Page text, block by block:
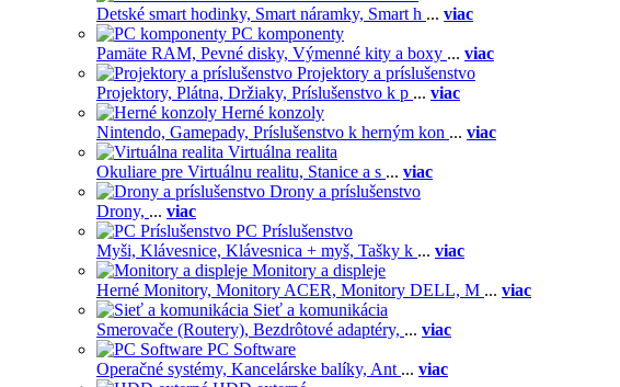
Detské smart hodinky, Smart náramky, Smart h ... viac
PC komponenty
Pamäte RAM, Pevné disky, Výmenné kity a boxy ... viac
Projektory a príslušenstvo
Projektory, Plátna, Držiaky, Príslušenstvo k p ... viac
Herné konzoly
Nintendo, Gamepady, Príslušenstvo k herným kon ... viac
Virtuálna realita
Okuliare pre Virtuálnu realitu, Stanice a s ... viac
Drony a príslušenstvo
Drony, ... viac
PC Príslušenstvo
Myši, Klávesnice, Klávesnica + myš, Tašky k ... viac
Monitory a displeje
Herné Monitory, Monitory ACER, Monitory DELL, M ... viac
Sieť a komunikácia
Smerovače (Routery), Bezdrôtové adaptéry, ... viac
PC Software
Operačné systémy, Kancelárske balíky, Ant ... viac